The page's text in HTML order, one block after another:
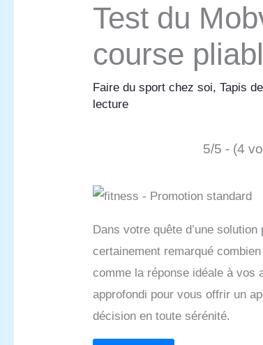
Test du
course
Faire du sport chez soi,Tapis
lecture
5/5 - (4
Dans votre quête d’une
certainement remarqué
comme la réponse idéale à vos
approfondi pour vous offrir un
décision en toute sérénité.